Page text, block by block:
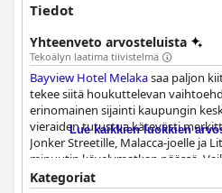
Tiedot
Yhteenveto arvosteluista
Tekoälyn laatima tiivistelmä
Bayview Hotel Melakasaa paljon
tekee siitä houkuttelevan
erinomainen sijainti kaupungin
vieraiden tutustua kätevästi
Jonker Streetille, Malacca-joelle ja
minuutin kävelymatkan päässä.
tien varrella, sen läheisyys
Lue kaikkien luokkien
Kategoriat